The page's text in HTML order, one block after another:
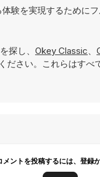
験を実現するためにフ
探し、 Okey Classic、
ださい。これらはすべ
メントを投稿するには、登録